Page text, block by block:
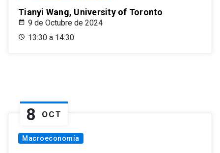
Tianyi Wang, University of Toronto
9 de Octubre de 2024
13:30 a 14:30
8 OCT
Macroeconomía